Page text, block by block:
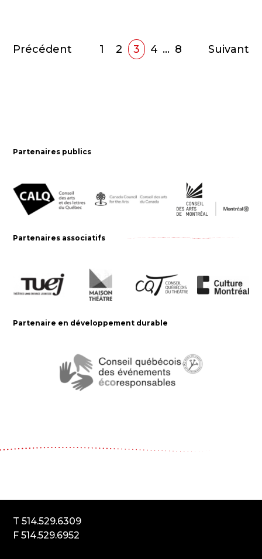
Précédent 1 2 3 4 … 8 Suivant
Partenaires publics
Partenaires associatifs
Partenaire en développement durable
T 514.529.6309
F 514.529.6952